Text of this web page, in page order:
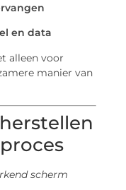
en data
alleen voor
manier van
scherm